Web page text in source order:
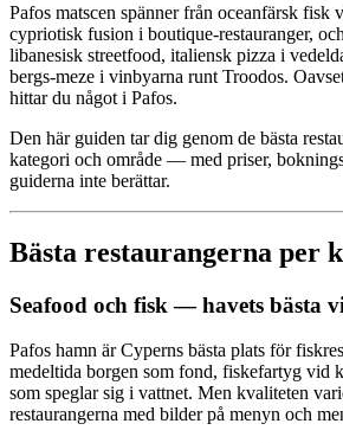
Pafos matscen spänner från oceanfärsk fisk
cypriotisk fusion i boutique-restauranger,
libanesisk streetfood, italiensk pizza i
bergs-meze i vinbyarna runt Troodos.
hittar du något i Pafos.
Den här guiden tar dig genom de bästa
kategori och område — med priser,
guiderna inte berättar.
Bästa restaurangerna per
Seafood och fisk — havets bästa
Pafos hamn är Cyperns bästa plats för
medeltida borgen som fond, fiskefartyg vid
som speglar sig i vattnet. Men kvaliteten
restaurangerna med bilder på menyn och